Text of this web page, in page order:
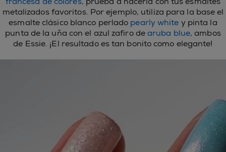
metalizados favoritos. Por ejemplo, utiliza para la base el
esmalte clásico blanco perlado pearly white y pinta la
punta de la uña con el azul zafiro dearuba blue, ambos
de Essie. ¡El resultado es tan bonito como elegante!